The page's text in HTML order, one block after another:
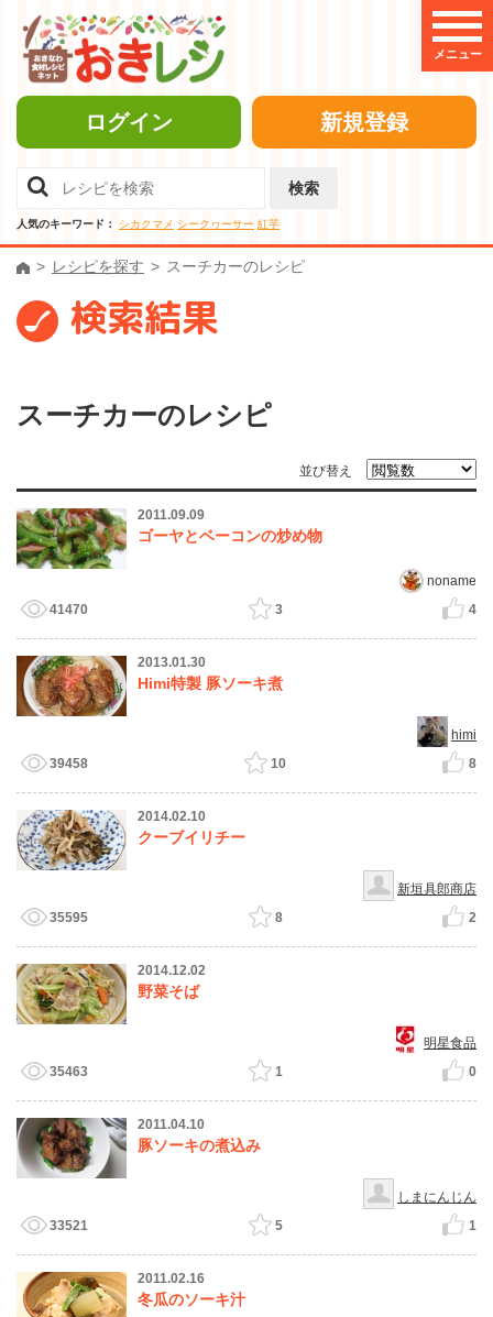
メニュー
ログイン 新規登録
検索
人気のキーワード： シカクマメ シークヮーサー 紅芋
レシピを探す スーチカーのレシピ
検索結果
スーチカーのレシピ
並び替え
2011.09.09
ゴーヤとベーコンの炒め物
noname
41470
3 4
2013.01.30
Himi特製 豚ソーキ煮
himi
39458
10 8
2014.02.10
クーブイリチー
新垣具郎商店
35595
8 2
2014.12.02
野菜そば
明星食品
35463
1 0
2011.04.10
豚ソーキの煮込み
しまにんじん
33521
5 1
2011.02.16
冬瓜のソーキ汁